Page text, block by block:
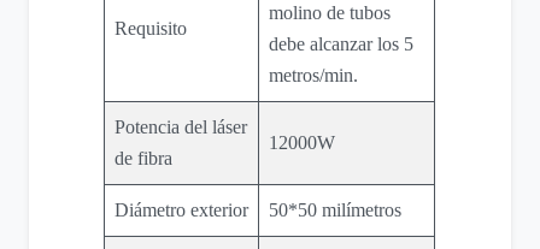
Requisito
molino de tubos
debe alcanzar los 5
metros/min.
Potencia del láser
de fibra
12000W
Diámetro exterior 50*50 milímetros